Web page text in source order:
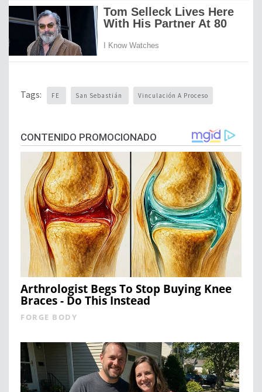
Tags: FE San Sebastián Vinculación A Proceso
CONTENIDO PROMOCIONADO
Arthrologist Begs To Stop Buying Knee
Braces - Do This Instead
FORGE BODY